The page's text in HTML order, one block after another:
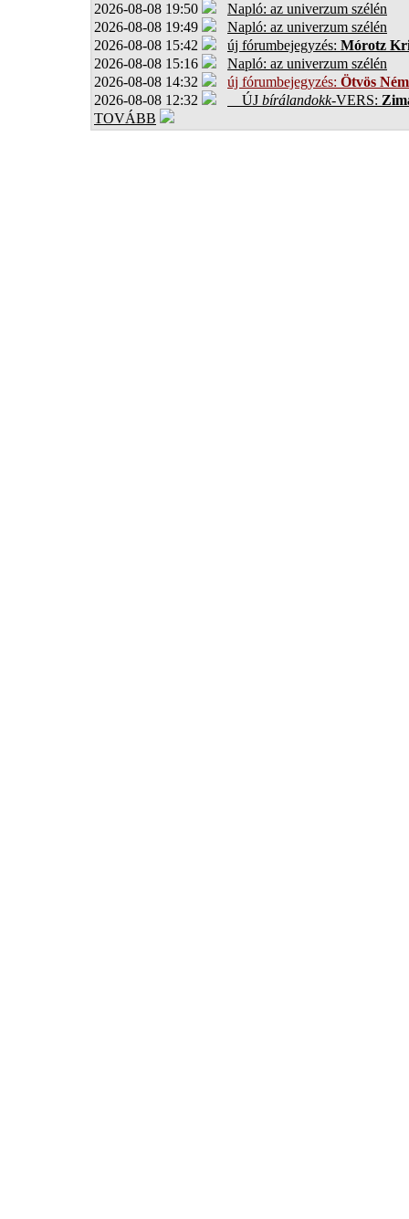
2026-08-08 19:50
Napló: az univerzum szélén
2026-08-08 19:49
Napló: az univerzum szélén
2026-08-08 15:42
új fórumbejegyzés: Mórotz
2026-08-08 15:16
Napló: az univerzum szélén
2026-08-08 14:32
új fórumbejegyzés: Ötvös
2026-08-08 12:32
ÚJ bírálandokk-VERS:
TOVÁBB